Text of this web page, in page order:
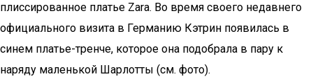
плиссированное платье Zara. Во время своего недавнего
официального визита в Германию Кэтрин появилась в
синем платье-тренче, которое она подобрала в пару к
наряду маленькой Шарлотты (см. фото).